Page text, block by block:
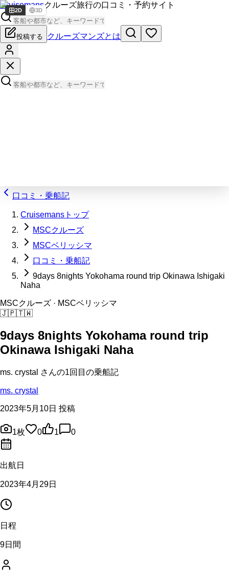
Cruisemansクルーズ旅行の口コミ・予約サイト
投稿する クルーズマンズとは
口コミ・乗船記
Cruisemansトップ
MSCクルーズ
MSCベリッシマ
口コミ・乗船記
9days 8nights Yokohama round trip Okinawa Ishigaki
Naha
MSCクルーズ · MSCベリッシマ
🇯🇵🇹🇼
9days 8nights Yokohama round trip
Okinawa Ishigaki Naha
ms. crystal さんの1回目の乗船記
ms. crystal
2023年5月10日 投稿
1枚 0 1 0
出航日
2023年4月29日
日程
9日間
2D 3D